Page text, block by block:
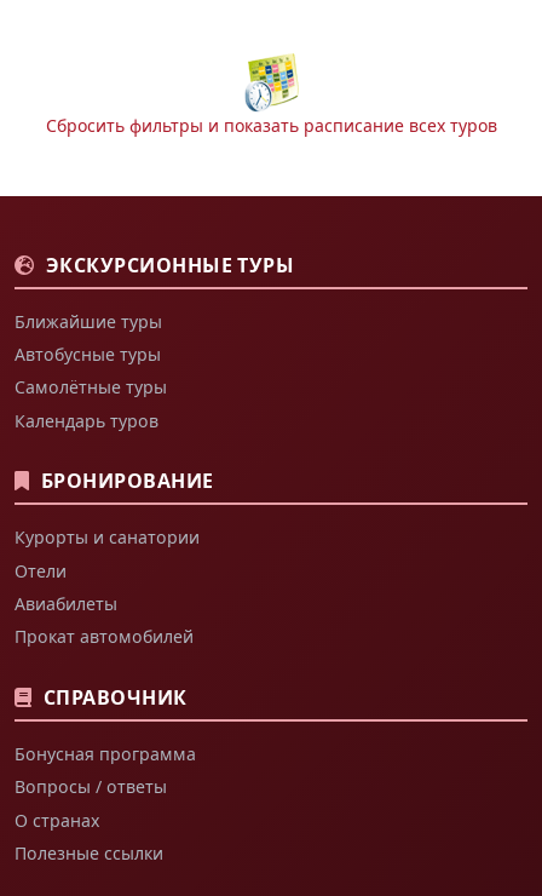
Сбросить фильтры и показать расписание всех туров
ЭКСКУРСИОННЫЕ ТУРЫ
Ближайшие туры
Автобусные туры
Самолётные туры
Календарь туров
БРОНИРОВАНИЕ
Курорты и санатории
Отели
Авиабилеты
Прокат автомобилей
СПРАВОЧНИК
Бонусная программа
Вопросы / ответы
О странах
Полезные ссылки